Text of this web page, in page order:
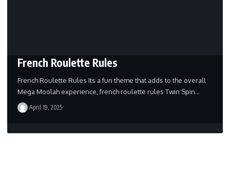
French Roulette Rules
French Roulette Rules Its a fun theme that adds to the overall
Mega Moolah experience, french roulette rules Twin Spin…
April 19, 2025